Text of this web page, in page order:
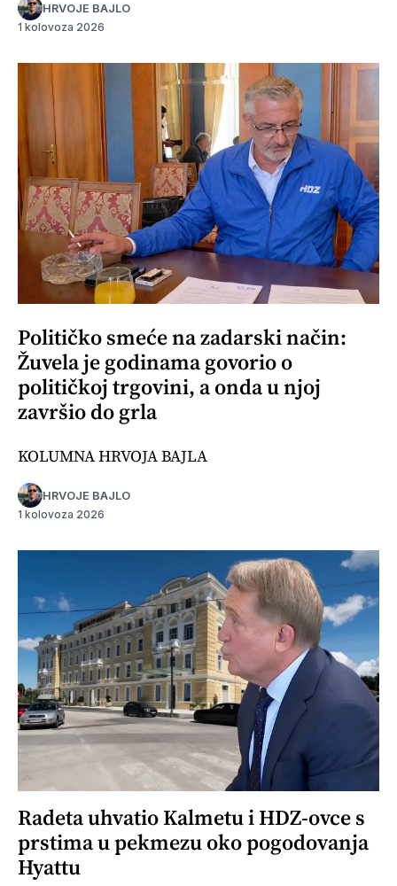
HRVOJE BAJLO
1 kolovoza 2026
Političko smeće na zadarski način:
Žuvela je godinama govorio o
političkoj trgovini, a onda u njoj
završio do grla
KOLUMNA HRVOJA BAJLA
HRVOJE BAJLO
1 kolovoza 2026
Radeta uhvatio Kalmetu i HDZ-ovce s
prstima u pekmezu oko pogodovanja
Hyattu